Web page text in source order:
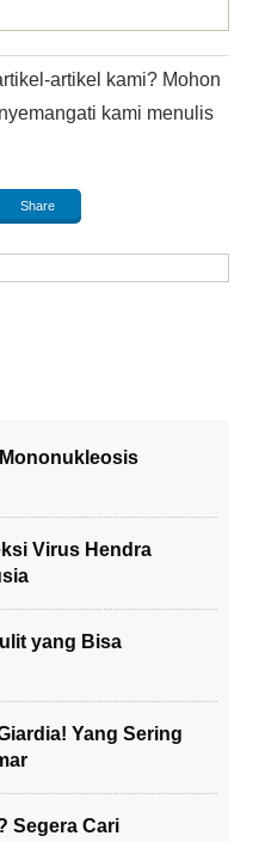
artikel kami? Mohon
kami menulis
Share
Virus Hendra
yang Bisa
Yang Sering
Segera Cari